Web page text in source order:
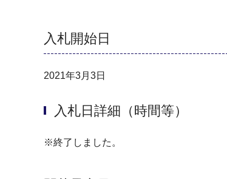
入札開始日
2021年3月3日
入札日詳細（時間等）
※終了しました。